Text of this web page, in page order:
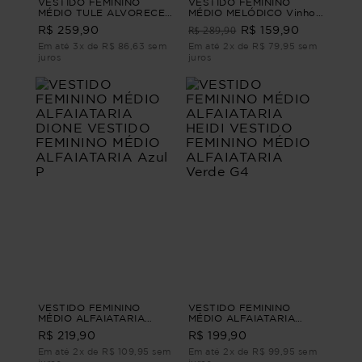
MÉDIO TULE ALVORECER
Laranja G2
R$ 259,90
Em até 3x de R$ 86,63 sem
juros
MÉDIO MELÓDICO Vinho
R$ 289,90 R$ 159,90
Em até 2x de R$ 79,95 sem
juros
VESTIDO FEMININO
MÉDIO ALFAIATARIA
DIONE VESTIDO
FEMININO MÉDIO
ALFAIATARIA Azul P
R$ 219,90
Em até 2x de R$ 109,95 sem
VESTIDO FEMININO
MÉDIO ALFAIATARIA
HEIDI VESTIDO FEMININO
MÉDIO ALFAIATARIA
Verde G4
R$ 199,90
Em até 2x de R$ 99,95 sem